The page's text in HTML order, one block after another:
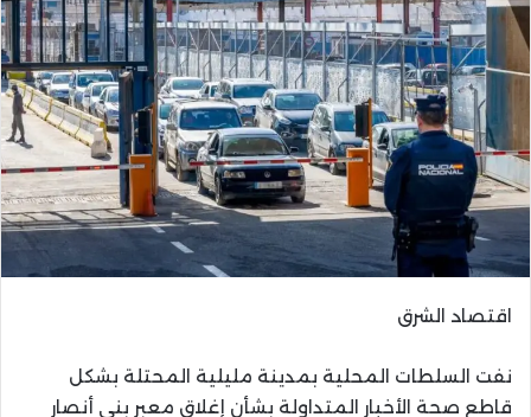
اقتصاد الشرق
نفت السلطات المحلية بمدينة مليلية المحتلة بشكل
قاطع صحة الأخبار المتداولة بشأن إغلاق معبر بني أنصار